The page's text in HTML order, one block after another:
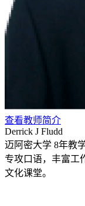
查看教师简介
Derrick J Fludd
迈阿密大学 8年教
专攻口语，丰富工
文化课堂。